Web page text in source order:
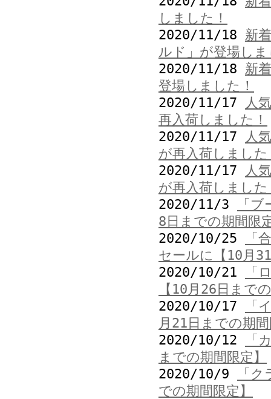
しました！
2020/11/18 新
ルド」が登場し
2020/11/18 新
登場しました！
2020/11/17
人
再入荷しました！
2020/11/17
人
が再入荷しました
2020/11/17
人
が再入荷しました
2020/11/3
「
8日までの期間限
2020/10/25
「
セールに【10月
2020/10/21
「
【10月26日まで
2020/10/17
「
月21日までの期
2020/10/12
「
までの期間限定】
2020/10/9
「
での期間限定】